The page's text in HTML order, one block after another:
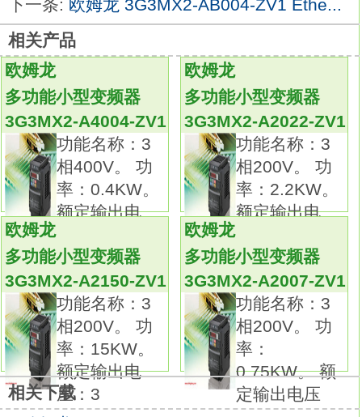
外形尺寸(深)：170.5mm。
具备机械自动化理念。
定位功能3G3MX2-AB002-ZV1
利用选件。
(EtherCAT、CompoNet和DeviceNet)实现现场
总线通信。
驱动编程功能。
电流矢量控制功能。
高启动转矩：0.5Hz时达200%。
安全功能，符合EN ISO13849-1:2008
(Cat.3/PLd)和IEC60204-1 停止等级0标准
3G3MX2-AB002-ZV1手册。
频率输出最高至580H。变频器输入电源：3相/
单相AC200V。
重量：1.0KG。
标准适用线径：1.25平方mm以上。
用于抑制由变频器产生的谐波电流。
谐波电流抑制效果比交流电抗器效果更佳，
下一条: 欧姆龙 3G3MX2-AB004-ZV1 Ethe...
相关产品
欧姆龙
多功能小型变频器
3G3MX2-A4004-ZV1
功能名称：3
相400V。 功
率：0.4KW。
额定输出电
欧姆龙
多功能小型变频器
3G3MX2-A2022-ZV1
功能名称：3
相200V。 功
率：2.2KW。
额定输出电
欧姆龙
多功能小型变频器
3G3MX2-A2150-ZV1
功能名称：3
相200V。 功
率：15KW。
额定输出电
压：3
欧姆龙
多功能小型变频器
3G3MX2-A2007-ZV1
功能名称：3
相200V。 功
率：
0.75KW。 额
定输出电压
相关下载